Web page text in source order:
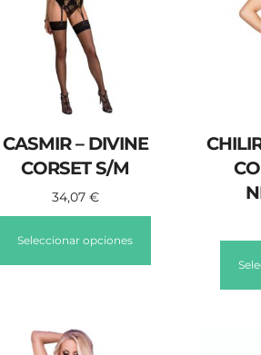
CASMIR – DIVINE
CORSET S/M
34,07 €
Seleccionar opciones